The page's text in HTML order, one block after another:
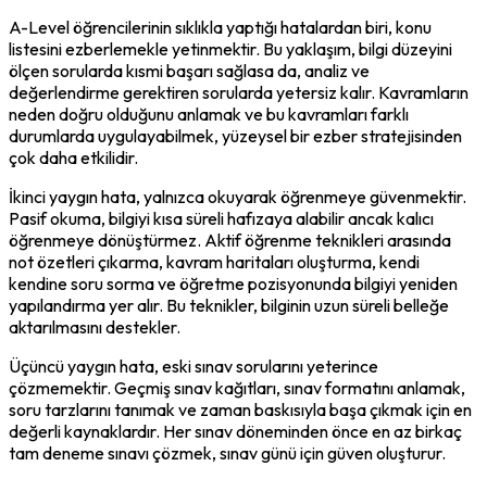
A-Level öğrencilerinin sıklıkla yaptığı hatalardan biri, konu
listesini ezberlemekle yetinmektir. Bu yaklaşım, bilgi düzeyini
ölçen sorularda kısmi başarı sağlasa da, analiz ve
değerlendirme gerektiren sorularda yetersiz kalır. Kavramların
neden doğru olduğunu anlamak ve bu kavramları farklı
durumlarda uygulayabilmek, yüzeysel bir ezber stratejisinden
çok daha etkilidir.
İkinci yaygın hata, yalnızca okuyarak öğrenmeye güvenmektir.
Pasif okuma, bilgiyi kısa süreli hafızaya alabilir ancak kalıcı
öğrenmeye dönüştürmez. Aktif öğrenme teknikleri arasında
not özetleri çıkarma, kavram haritaları oluşturma, kendi
kendine soru sorma ve öğretme pozisyonunda bilgiyi yeniden
yapılandırma yer alır. Bu teknikler, bilginin uzun süreli belleğe
aktarılmasını destekler.
Üçüncü yaygın hata, eski sınav sorularını yeterince
çözmemektir. Geçmiş sınav kağıtları, sınav formatını anlamak,
soru tarzlarını tanımak ve zaman baskısıyla başa çıkmak için en
değerli kaynaklardır. Her sınav döneminden önce en az birkaç
tam deneme sınavı çözmek, sınav günü için güven oluşturur.